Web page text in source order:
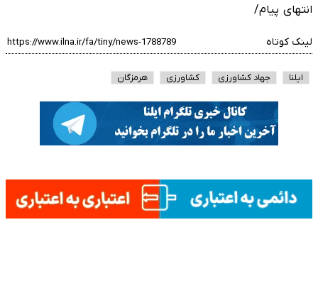
انتهای پیام/
لینک کوتاه
ایلنا جهاد کشاورزی کشاورزی هرمزگان